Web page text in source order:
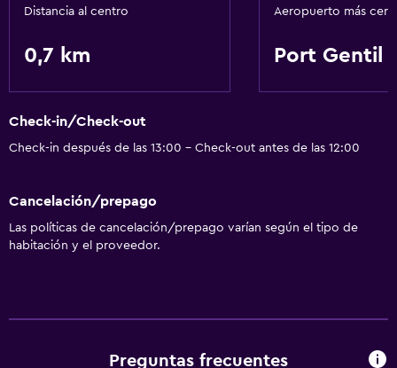
Distancia al centro
0,7 km
Aeropuerto más
Port Gentil
Check-in/Check-out
Check-in después de las 13:00 - Check-out antes de las 12:00
Cancelación/prepago
Las políticas de cancelación/prepago varían según el tipo de
habitación y el proveedor.
Preguntas frecuentes